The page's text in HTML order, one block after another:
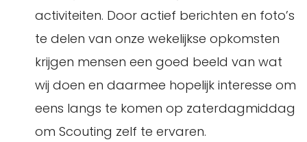
activiteiten. Door actief berichten en foto’s
te delen van onze wekelijkse opkomsten
krijgen mensen een goed beeld van wat
wij doen en daarmee hopelijk interesse om
eens langs te komen op zaterdagmiddag
om Scouting zelf te ervaren.